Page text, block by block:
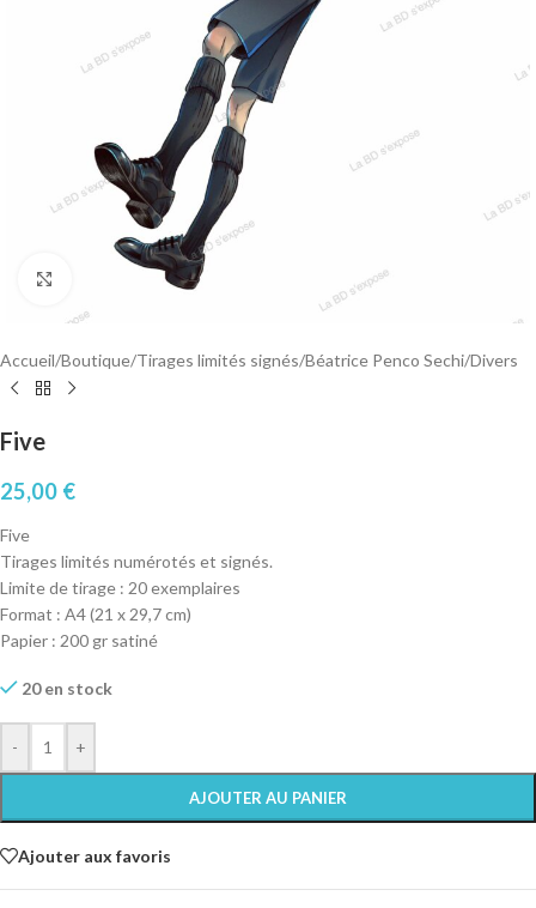
Cliquez pour agrandir
Accueil/Boutique/Tirages limités signés/Béatrice Penco Sechi/Divers
Five
25,00 €
Five
Tirages limités numérotés et signés.
Limite de tirage : 20 exemplaires
Format : A4 (21 x 29,7 cm)
Papier : 200 gr satiné
20 en stock
- +
AJOUTER AU PANIER
Ajouter aux favoris